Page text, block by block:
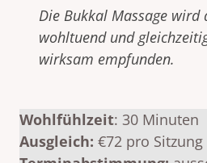
Die Bukkal Massage wird
wohltuend und
wirksam empfunden.
Wohlfühlzeit: 30 Minuten
Ausgleich: €72 pro Sitzung